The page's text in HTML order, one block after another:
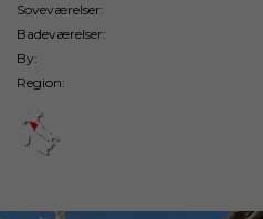
Soveværelser:
Badeværelser:
By:
Region: